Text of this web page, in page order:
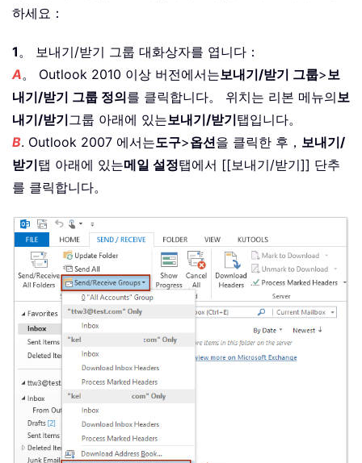
하세요：
1。 보내기/받기 그룹 대화상자를 엽니다：
A。 Outlook 2010 이상 버전에서는보내기/받기 그룹>보
내기/받기 그룹 정의를 클릭합니다。 위치는 리본 메뉴의보
내기/받기그룹 아래에 있는보내기/받기탭입니다。
B. Outlook 2007 에서는도구>옵션을 클릭한 후， 보내기/
받기탭 아래에 있는메일 설정탭에서 [[보내기/받기]] 단추
를 클릭합니다。